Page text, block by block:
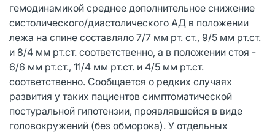
гемодинамикой среднее дополнительное снижение
систолического/диастолического АД в положении
лежа на спине составляло 7/7 мм рт. ст., 9/5 мм рт.ст.
и 8/4 мм рт.ст. соответственно, а в положении стоя -
6/6 мм рт.ст., 11/4 мм рт.ст. и 4/5 мм рт.ст.
соответственно. Сообщается о редких случаях
развития у таких пациентов симптоматической
постуральной гипотензии, проявлявшейся в виде
головокружений (без обморока). У отдельных